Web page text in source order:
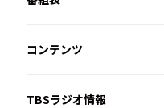
コンテンツ
TBSラジオ情報